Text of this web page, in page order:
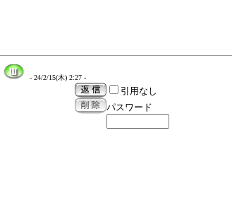
- 24/2/15(木) 2:27 -
引用なし
パスワード